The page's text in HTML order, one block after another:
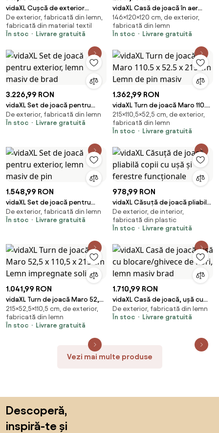
vidaXL Cușcă de exterior
pentru iepuri, adăpost animale
mici, lemn
De exterior, fabricată din lemn,
fabricată din material textil
În stoc
Livrare gratuită
vidaXL Casă de joacă în aer
liber, 120 x 120 x 146 cm, lemn de
pin
146×120×120 cm, de exterior,
fabricată din lemn
În stoc
Livrare gratuită
3.226,99 RON
vidaXL Set de joacă pentru
exterior, lemn masiv de brad
De exterior, fabricată din lemn
În stoc
Livrare gratuită
1.362,99 RON
vidaXL Turn de joacă Maro 110.5
x 52.5 x 215 cm Lemn de pin
masiv
215×110,5×52,5 cm, de exterior,
fabricată din lemn
În stoc
Livrare gratuită
1.548,99 RON
vidaXL Set de joacă pentru
exterior, lemn masiv de pin
De exterior, fabricată din lemn
În stoc
Livrare gratuită
978,99 RON
vidaXL Căsuță de joacă pliabilă
copii cu ușă și ferestre
funcționale
De exterior, de interior,
fabricată din plastic
În stoc
Livrare gratuită
1.041,99 RON
vidaXL Turn de joacă Maro 52,5
x 110,5 x 215 cm Lemn
impregnate solid
215×52,5×110,5 cm, de exterior,
fabricată din lemn
În stoc
Livrare gratuită
1.710,99 RON
vidaXL Casă de joacă, ușă cu
blocare/ghivece de flori, lemn
masiv brad
De exterior, fabricată din lemn
În stoc
Livrare gratuită
Vezi mai multe produse
Descoperă,
inspiră-te și